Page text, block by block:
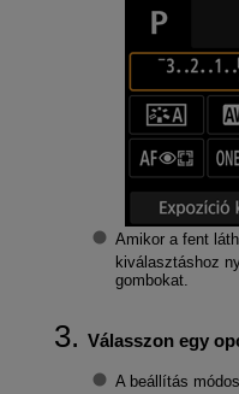
Amikor a fent
kiválasztáshoz
gombokat.
Válasszon egy
A beállítás